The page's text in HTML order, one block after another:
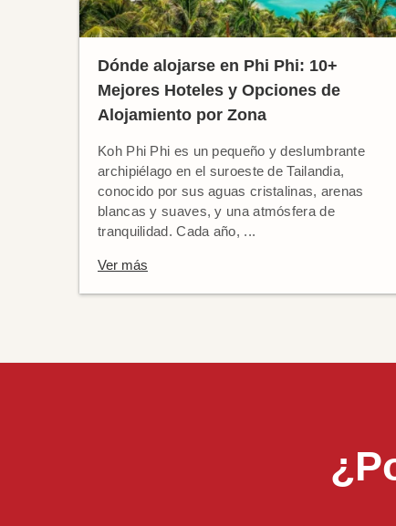
Dónde alojarse en Phi Phi: 10+
Mejores Hoteles y Opciones de
Alojamiento por Zona
Koh Phi Phi es un pequeño y deslumbrante
archipiélago en el suroeste de Tailandia,
conocido por sus aguas cristalinas, arenas
blancas y suaves, y una atmósfera de
tranquilidad. Cada año, ...
Ver más